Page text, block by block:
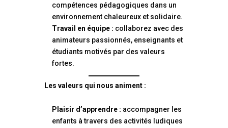
compétences pédagogiques dans un
environnement chaleureux et solidaire.
Travail en équipe : collaborez avec des
animateurs passionnés, enseignants et
étudiants motivés par des valeurs
fortes.
Les valeurs qui nous animent :
Plaisir d’apprendre : accompagner les
enfants à travers des activités ludiques